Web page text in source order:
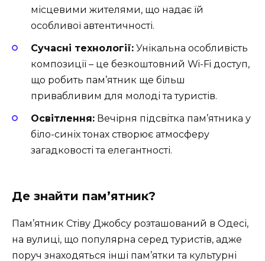
місцевими жителями, що надає їй
особливої автентичності.
Сучасні технології: Унікальна особливість
композиції – це безкоштовний Wi-Fi доступ,
що робить пам’ятник ще більш
привабливим для молоді та туристів.
Освітлення: Вечірня підсвітка пам’ятника у
біло-синіх тонах створює атмосферу
загадковості та елегантності.
Де знайти пам’ятник?
Пам’ятник Стіву Джобсу розташований в Одесі,
на вулиці, що популярна серед туристів, адже
поруч знаходяться інші пам’ятки та культурні